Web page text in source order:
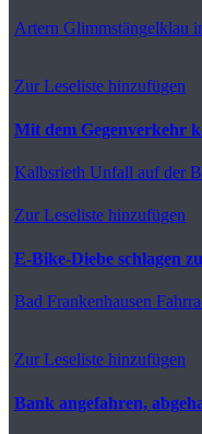
Artern Glimmstängelklau
Zur Leseliste hinzufügen
Mit dem Gegenverkehr
Kalbsrieth Unfall auf der
Zur Leseliste hinzufügen
E-Bike-Diebe schlagen zu
Bad Frankenhausen
Zur Leseliste hinzufügen
Bank angefahren,